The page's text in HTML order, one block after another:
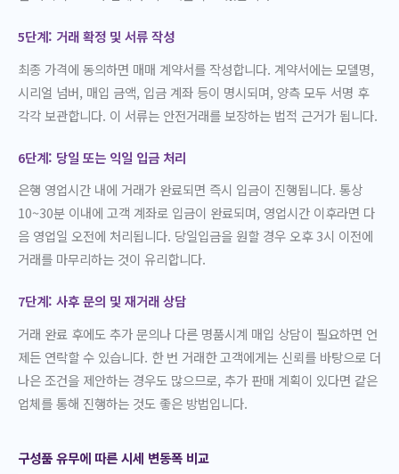
5단계: 거래 확정 및 서류 작성
최종 가격에 동의하면 매매 계약서를 작성합니다. 계약서에는 모델명,
시리얼 넘버, 매입 금액, 입금 계좌 등이 명시되며, 양측 모두 서명 후
각각 보관합니다. 이 서류는 안전거래를 보장하는 법적 근거가 됩니다.
6단계: 당일 또는 익일 입금 처리
은행 영업시간 내에 거래가 완료되면 즉시 입금이 진행됩니다. 통상
10~30분 이내에 고객 계좌로 입금이 완료되며, 영업시간 이후라면 다
음 영업일 오전에 처리됩니다. 당일입금을 원할 경우 오후 3시 이전에
거래를 마무리하는 것이 유리합니다.
7단계: 사후 문의 및 재거래 상담
거래 완료 후에도 추가 문의나 다른 명품시계 매입 상담이 필요하면 언
제든 연락할 수 있습니다. 한 번 거래한 고객에게는 신뢰를 바탕으로 더
나은 조건을 제안하는 경우도 많으므로, 추가 판매 계획이 있다면 같은
업체를 통해 진행하는 것도 좋은 방법입니다.
구성품 유무에 따른 시세 변동폭 비교